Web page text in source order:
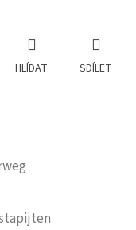
HLÍDAT SDÍLET